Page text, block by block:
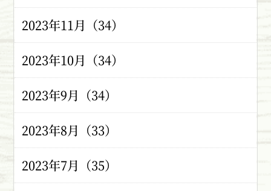
2023年11月（34）
2023年10月（34）
2023年9月（34）
2023年8月（33）
2023年7月（35）